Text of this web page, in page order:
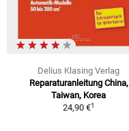
Delius Klasing Verlag
Reparaturanleitung China,
Taiwan, Korea
24,90 €1